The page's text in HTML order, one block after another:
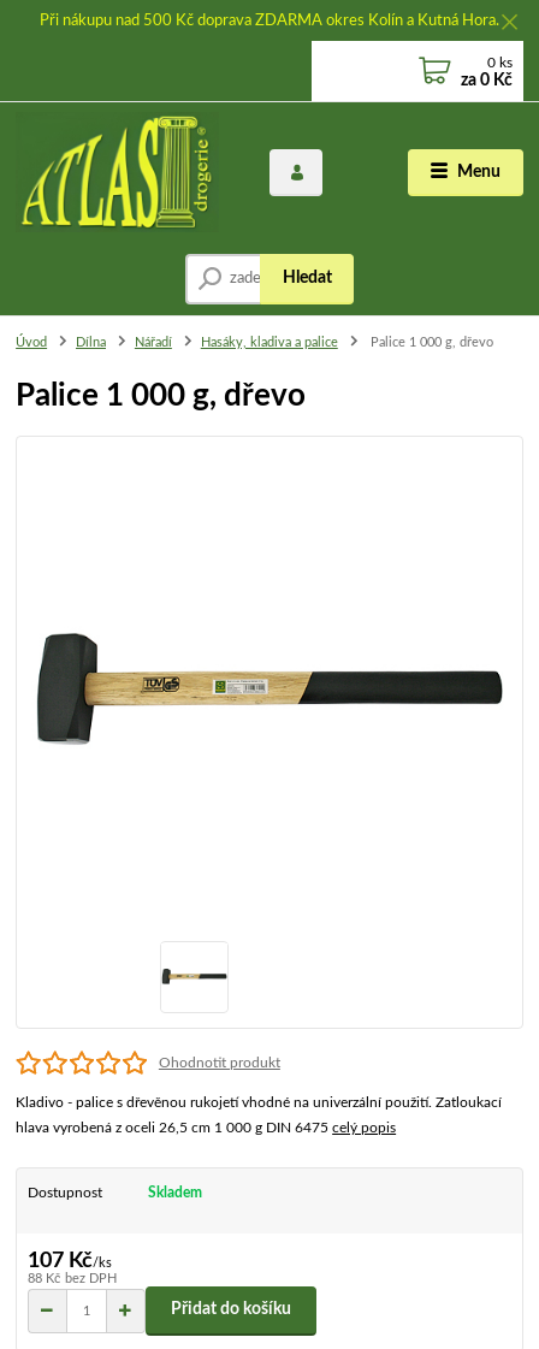
Při nákupu nad 500 Kč doprava ZDARMA okres Kolín a Kutná Hora.
Menu
Hledat
0 ks
za 0 Kč
Úvod Dílna Nářadí Hasáky, kladiva a palice Palice 1 000 g, dřevo
Palice 1 000 g, dřevo
Ohodnotit produkt
Kladivo - palice s dřevěnou rukojetí vhodné na univerzální použití. Zatloukací
hlava vyrobená z oceli 26,5 cm 1 000 g DIN 6475celý popis
Dostupnost Skladem
107 Kč/ks
88 Kč bez DPH
Přidat do košíku